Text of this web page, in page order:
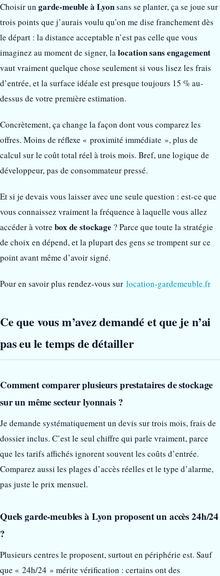
Choisir un garde-meuble à Lyonsans se planter, ça se joue sur
trois points que j’aurais voulu qu’on me dise franchement dès
le départ : la distance acceptable n’est pas celle que vous
imaginez au moment de signer, lalocation sans engagement
vaut vraiment quelque chose seulement si vous lisez les frais
d’entrée, et la surface idéale est presque toujours 15 % au-
dessus de votre première estimation.
Concrètement, ça change la façon dont vous comparez les
offres. Moins de réflexe « proximité immédiate », plus de
calcul sur le coût total réel à trois mois. Bref, une logique de
développeur, pas de consommateur pressé.
Et si je devais vous laisser avec une seule question : est-ce que
vous connaissez vraiment la fréquence à laquelle vous allez
accéder à votre box de stockage ? Parce que toute la stratégie
de choix en dépend, et la plupart des gens se trompent sur ce
point avant même d’avoir signé.
Pour en savoir plus rendez-vous sur location-gardemeuble.fr
Ce que vous m’avez demandé et que je n’ai
pas eu le temps de détailler
Comment comparer plusieurs prestataires de stockage
sur un même secteur lyonnais ?
Je demande systématiquement un devis sur trois mois, frais de
dossier inclus. C’est le seul chiffre qui parle vraiment, parce
que les tarifs affichés ignorent souvent les coûts d’entrée.
Comparez aussi les plages d’accès réelles et le type d’alarme,
pas juste le prix mensuel.
Quels garde-meubles à Lyon proposent un accès 24h/24
?
Plusieurs centres le proposent, surtout en périphérie est. Sauf
que « 24h/24 » mérite vérification : certains ont des